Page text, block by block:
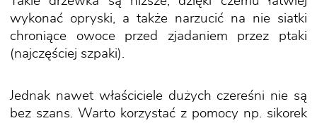
wykonać opryski, a także narzucić na nie siatki
chroniące owoce przed zjadaniem przez ptaki
(najczęściej szpaki).
Jednak nawet właściciele dużych czereśni nie są
bez szans. Warto korzystać z pomocy np. sikorek